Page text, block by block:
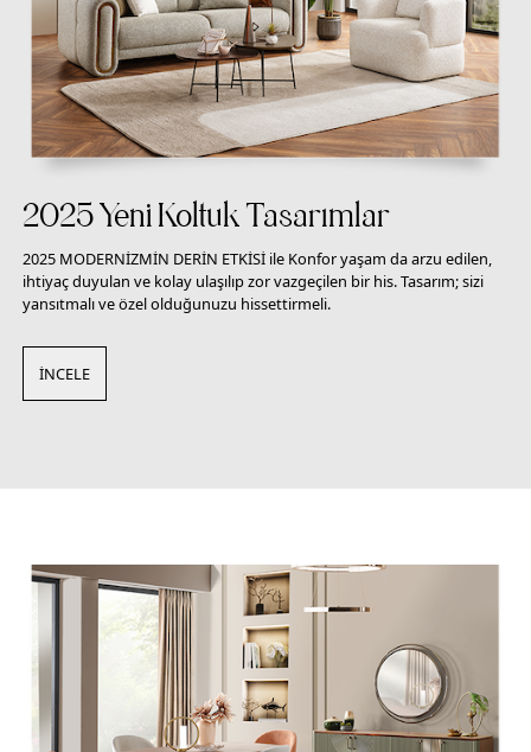
2025 Yeni Koltuk Tasarımlar
2025 MODERNİZMİN DERİN ETKİSİ ile Konfor yaşam da arzu edilen,
ihtiyaç duyulan ve kolay ulaşılıp zor vazgeçilen bir his. Tasarım; sizi
yansıtmalı ve özel olduğunuzu hissettirmeli.
İNCELE